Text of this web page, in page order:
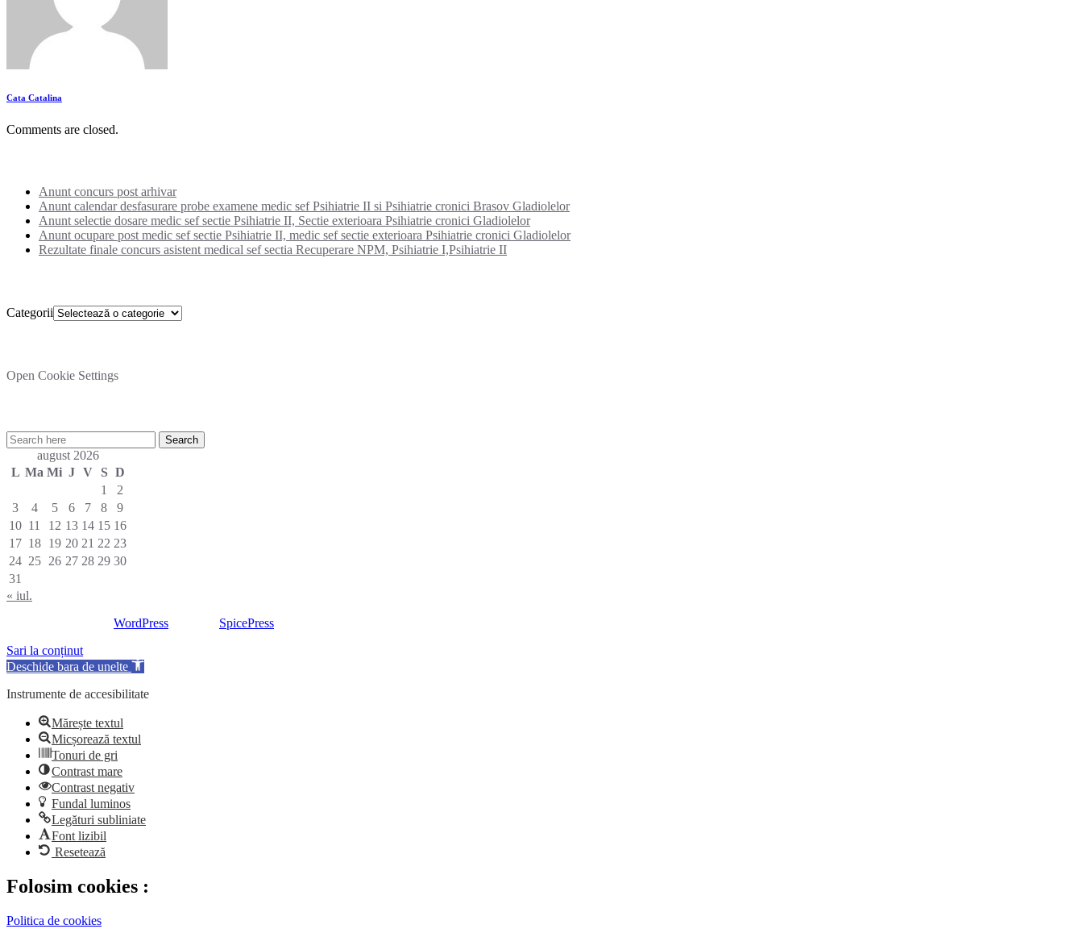
Cata Catalina
Comments are closed.
Anunt concurs post arhivar
Anunt calendar desfasurare probe examene medic sef Psihiatrie II si Psihiatrie cronici Brasov Gladiolelor
Anunt selectie dosare medic sef sectie Psihiatrie II, Sectie exterioara Psihiatrie cronici Gladiolelor
Anunt ocupare post medic sef sectie Psihiatrie II, medic sef sectie exterioara Psihiatrie cronici Gladiolelor
Rezultate finale concurs asistent medical sef sectia Recuperare NPM, Psihiatrie I,Psihiatrie II
Categorii
Open Cookie Settings
august 2026
L Ma Mi J V S D
1
2
3
4 5 6 7 8
9
10 11 12 13 14 15 16
17 18 19 20 21 22 23
24 25 26 27 28 29 30
31
« iul.
WordPress SpicePress
Sari la conținut
Deschide bara de unelte
Instrumente de accesibilitate
Mărește textul
Micșorează textul
Tonuri de gri
Contrast mare
Contrast negativ
Fundal luminos
Legături subliniate
Font lizibil
Resetează
Folosim cookies :
Politica de cookies